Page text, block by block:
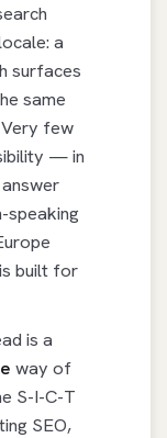
a
surfaces
same
Very few
— in
speaking
built for
is a
way of
S-I-C-T
SEO,